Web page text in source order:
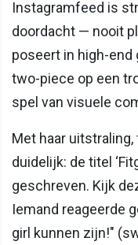
Instagramfeed is
doordacht — nooit
poseert in high-
two-piece op een
spel van visuele
Met haar
duidelijk: de titel
geschreven. Kijk
Iemand reageerde
girl kunnen zijn!"